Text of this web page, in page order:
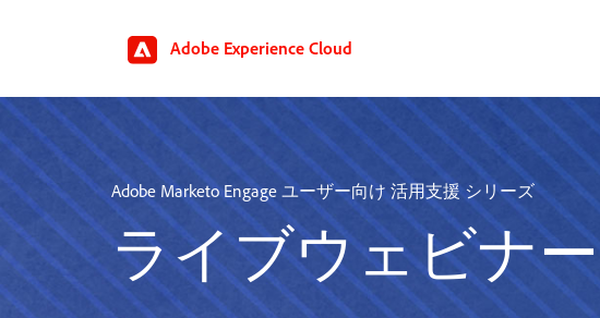
Adobe Experience Cloud
Adobe Marketo Engage ユーザー向け 活用支援 シリーズ
ライブウェビナー